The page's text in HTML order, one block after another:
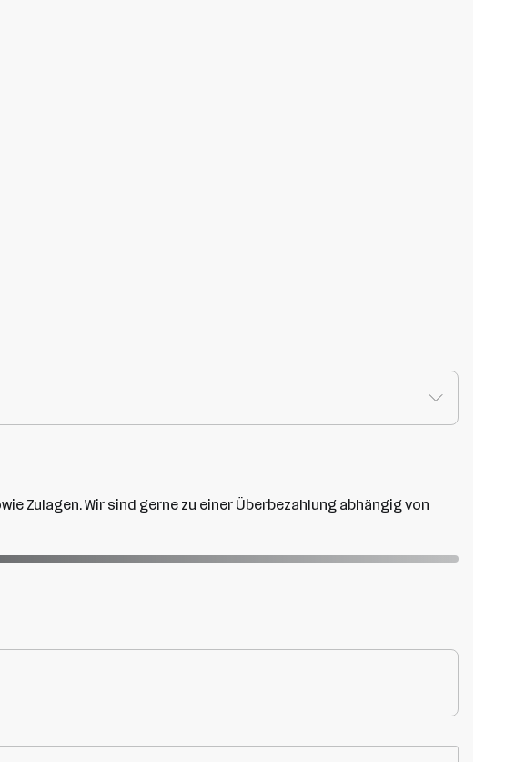
Zulagen. Wir sind gerne zu einer Überbezahlung abhängig von